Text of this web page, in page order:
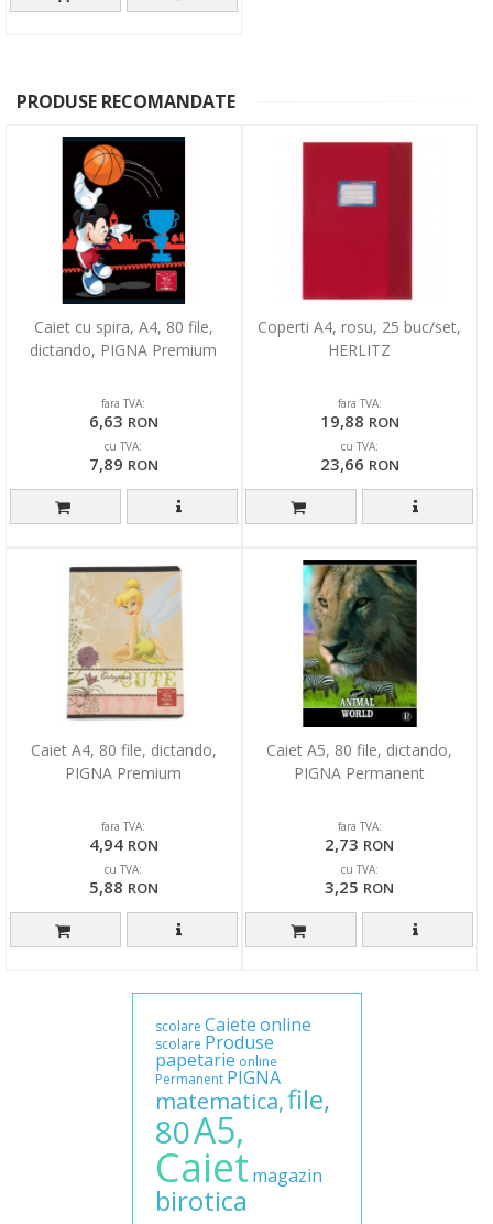
PRODUSE RECOMANDATE
Caiet cu spira, A4, 80 file,
dictando, PIGNA Premium
fara TVA:
6,63 RON
cu TVA:
7,89 RON
Coperti A4, rosu, 25 buc/set,
HERLITZ
fara TVA:
19,88 RON
cu TVA:
23,66 RON
Caiet A4, 80 file, dictando,
PIGNA Premium
fara TVA:
4,94 RON
cu TVA:
5,88 RON
Caiet A5, 80 file, dictando,
PIGNA Permanent
fara TVA:
2,73 RON
cu TVA:
3,25 RON
scolare Caieteonline
scolare Produse
papetarie online
Permanent PIGNA
matematica,file,
80A5,
Caiet magazin
birotica